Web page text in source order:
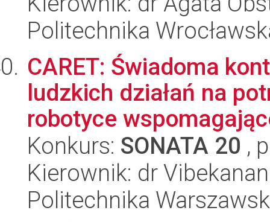
Politechnika
CARET: Świadoma
ludzkich działań na
robotyce
Konkurs: SONATA 20 ,
Kierownik: dr
Politechnika